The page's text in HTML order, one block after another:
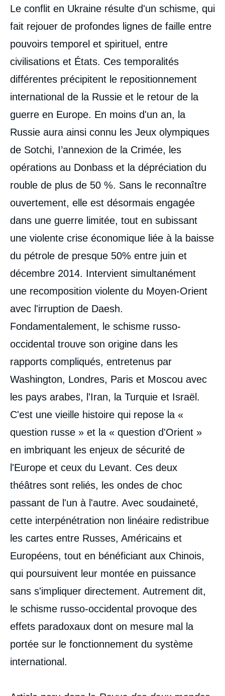
Corps
analyses
Le conflit en Ukraine résulte d'un schisme, qui
fait rejouer de profondes lignes de faille entre
pouvoirs temporel et spirituel, entre
civilisations et États. Ces temporalités
différentes précipitent le repositionnement
international de la Russie et le retour de la
guerre en Europe. En moins d'un an, la
Russie aura ainsi connu les Jeux olympiques
de Sotchi, I’annexion de la Crimée, les
opérations au Donbass et la dépréciation du
rouble de plus de 50 %. Sans le reconnaître
ouvertement, elle est désormais engagée
dans une guerre limitée, tout en subissant
une violente crise économique liée à la baisse
du pétrole de presque 50% entre juin et
décembre 2014. Intervient simultanément
une recomposition violente du Moyen-Orient
avec l'irruption de Daesh.
Fondamentalement, le schisme russo-
occidental trouve son origine dans les
rapports compliqués, entretenus par
Washington, Londres, Paris et Moscou avec
les pays arabes, l'Iran, la Turquie et Israël.
C'est une vieille histoire qui repose la «
question russe » et la « question d'Orient »
en imbriquant les enjeux de sécurité de
l'Europe et ceux du Levant. Ces deux
théâtres sont reliés, les ondes de choc
passant de l'un à l'autre. Avec soudaineté,
cette interpénétration non linéaire redistribue
les cartes entre Russes, Américains et
Européens, tout en bénéficiant aux Chinois,
qui poursuivent leur montée en puissance
sans s'impliquer directement. Autrement dit,
le schisme russo-occidental provoque des
effets paradoxaux dont on mesure mal la
portée sur le fonctionnement du système
international.